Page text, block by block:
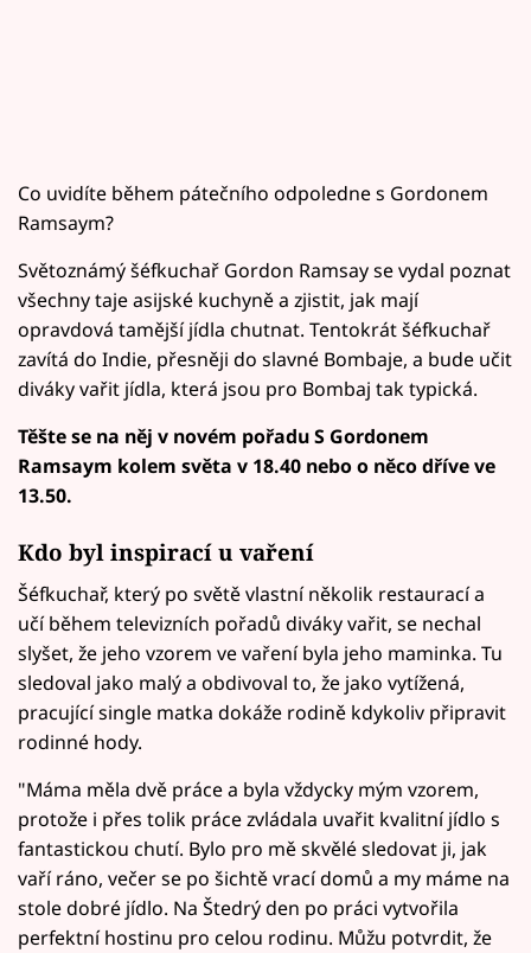
Co uvidíte během pátečního odpoledne s Gordonem
Ramsaym?
Světoznámý šéfkuchař Gordon Ramsay se vydal poznat
všechny taje asijské kuchyně a zjistit, jak mají
opravdová tamější jídla chutnat. Tentokrát šéfkuchař
zavítá do Indie, přesněji do slavné Bombaje, a bude učit
diváky vařit jídla, která jsou pro Bombaj tak typická.
Těšte se na něj v novém pořadu S Gordonem
Ramsaym kolem světa v 18.40 nebo o něco dříve ve
13.50.
Kdo byl inspirací u vaření
Šéfkuchař, který po světě vlastní několik restaurací a
učí během televizních pořadů diváky vařit, se nechal
slyšet, že jeho vzorem ve vaření byla jeho maminka. Tu
sledoval jako malý a obdivoval to, že jako vytížená,
pracující single matka dokáže rodině kdykoliv připravit
rodinné hody.
"Máma měla dvě práce a byla vždycky mým vzorem,
protože i přes tolik práce zvládala uvařit kvalitní jídlo s
fantastickou chutí. Bylo pro mě skvělé sledovat ji, jak
vaří ráno, večer se po šichtě vrací domů a my máme na
stole dobré jídlo. Na Štedrý den po práci vytvořila
perfektní hostinu pro celou rodinu. Můžu potvrdit, že